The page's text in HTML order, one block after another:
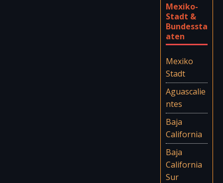
Mexiko-
Stadt &
Bundessta
aten
Mexiko
Stadt
Aguascalie
ntes
Baja
California
Baja
California
Sur